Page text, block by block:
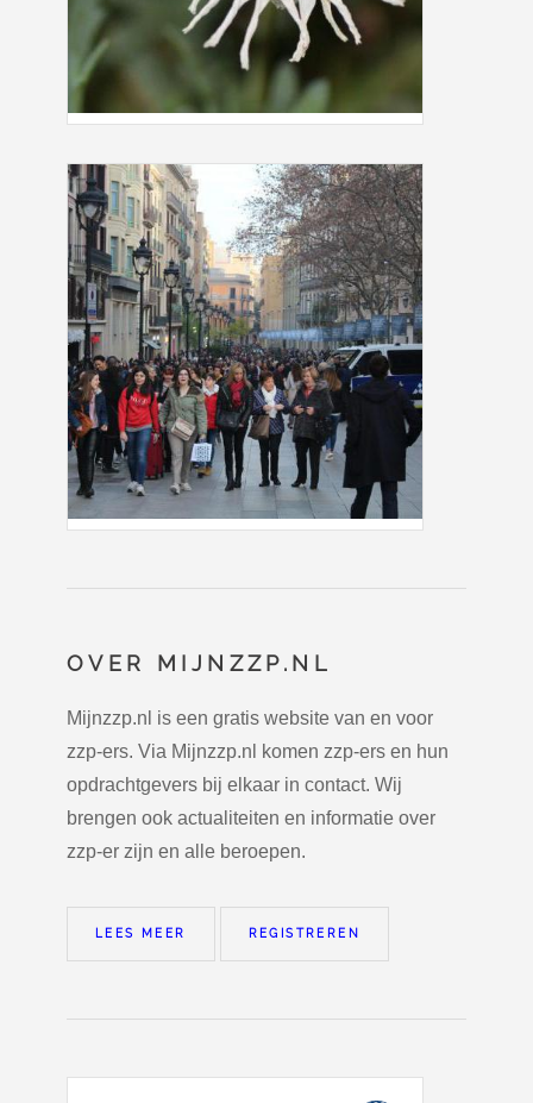
OVER MIJNZZP.NL
Mijnzzp.nl is een gratis website van en voor
zzp-ers. Via Mijnzzp.nl komen zzp-ers en hun
opdrachtgevers bij elkaar in contact. Wij
brengen ook actualiteiten en informatie over
zzp-er zijn en alle beroepen.
LEES MEER REGISTREREN